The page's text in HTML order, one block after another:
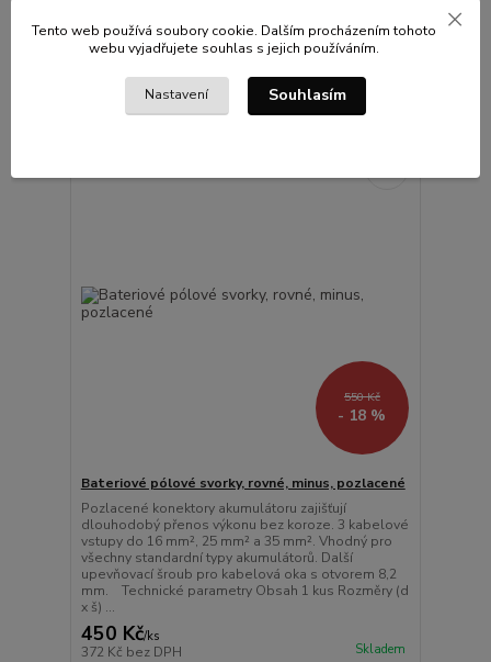
450 Kč/ks
372 Kč bez DPH Skladem
Přidat do košíku
550 Kč
- 18 %
Bateriové pólové svorky, rovné, minus, pozlacené
Pozlacené konektory akumulátoru zajišťují
dlouhodobý přenos výkonu bez koroze. 3 kabelové
vstupy do 16 mm², 25 mm² a 35 mm². Vhodný pro
všechny standardní typy akumulátorů. Další
upevňovací šroub pro kabelová oka s otvorem 8,2
mm. Technické parametry Obsah 1 kus Rozměry (d
x š) ...
450 Kč/ks
372 Kč bez DPH Skladem
Tento web používá soubory cookie. Dalším procházením tohoto
webu vyjadřujete souhlas s jejich používáním.
Nastavení Souhlasím